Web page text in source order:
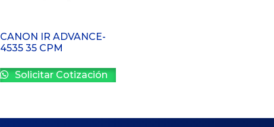
CANON IR ADVANCE-
4535 35 CPM
Solicitar Cotización